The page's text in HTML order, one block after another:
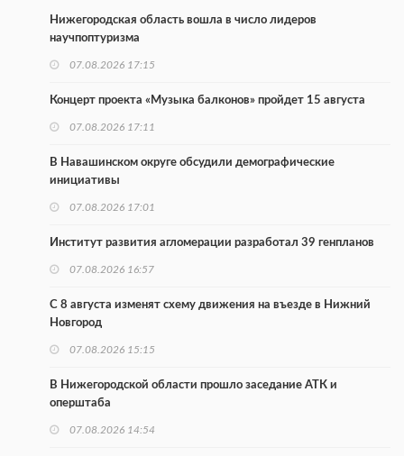
Нижегородская область вошла в число лидеров
научпоптуризма
07.08.2026 17:15
Концерт проекта «Музыка балконов» пройдет 15 августа
07.08.2026 17:11
В Навашинском округе обсудили демографические
инициативы
07.08.2026 17:01
Институт развития агломерации разработал 39 генпланов
07.08.2026 16:57
С 8 августа изменят схему движения на въезде в Нижний
Новгород
07.08.2026 15:15
В Нижегородской области прошло заседание АТК и
оперштаба
07.08.2026 14:54